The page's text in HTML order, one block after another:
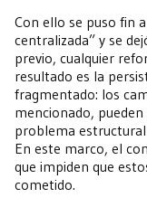
Con ello se puso fin
centralizada” y se
previo, cualquier
resultado es la
fragmentado: los
mencionado,
problema
En este marco, el
que impiden que
cometido.